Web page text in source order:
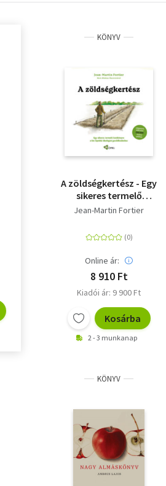
KÖNYV
A zöldségkertész - Egy
sikeres termelő
kézikönyve a kis
gazdálkodáshoz
Jean-Martin Fortier
Online ár:
8 910 Ft
Kiadói ár: 9 900 Ft
Kosárba
2 - 3 munkanap
KÖNYV